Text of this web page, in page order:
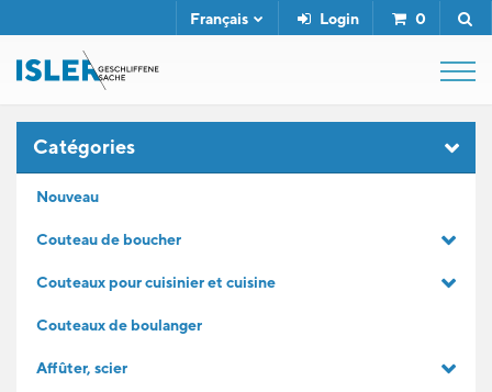
Login 0
Français
SERVICE
Catégories
Nouveau
Couteau de boucher
Couteaux pour cuisinier et cuisine
Couteaux de boulanger
Affûter, scier